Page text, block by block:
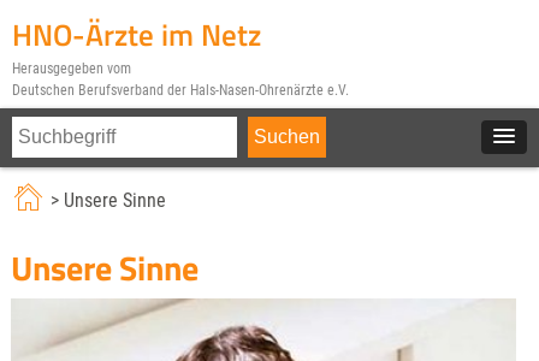
HNO-Ärzte im Netz
Herausgegeben vom
Deutschen Berufsverband der Hals-Nasen-Ohrenärzte e.V.
> Unsere Sinne
Unsere Sinne